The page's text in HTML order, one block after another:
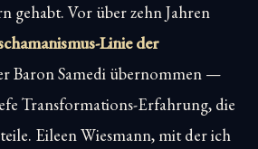
gehabt. Vor über zehn Jahren
Linie der
Baron Samedi übernommen —
Transformations-Erfahrung, die
Eileen Wiesmann, mit der ich